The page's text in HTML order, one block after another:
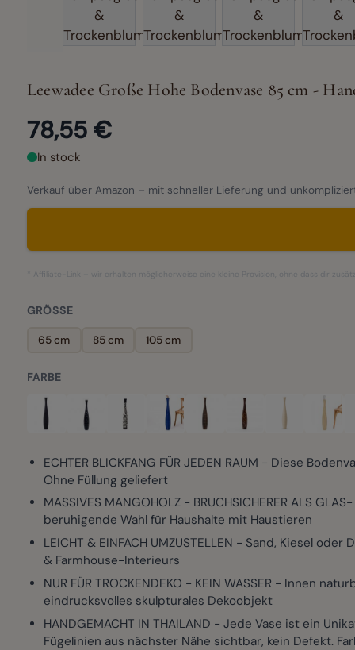
Leewadee Große Hohe Bodenvase 85 cm -
78,55 €
In stock
Verkauf über Amazon – mit schneller Lieferung und
* Affiliate-Link – wir erhalten möglicherweise eine kleine Provision, ohne dass dir
GRÖSSE
65 cm 85 cm 105 cm
FARBE
ECHTER BLICKFANG FÜR JEDEN RAUM - Diese
Ohne Füllung geliefert
MASSIVES MANGOHOLZ - BRUCHSICHERER ALS
beruhigende Wahl für Haushalte mit Haustieren
LEICHT & EINFACH UMZUSTELLEN - Sand, Kiesel
& Farmhouse-Interieurs
NUR FÜR TROCKENDEKO - KEIN WASSER - Innen
eindrucksvolles skulpturales Dekoobjekt
HANDGEMACHT IN THAILAND - Jede Vase ist ein
Fügelinien aus nächster Nähe sichtbar, kein Defekt.